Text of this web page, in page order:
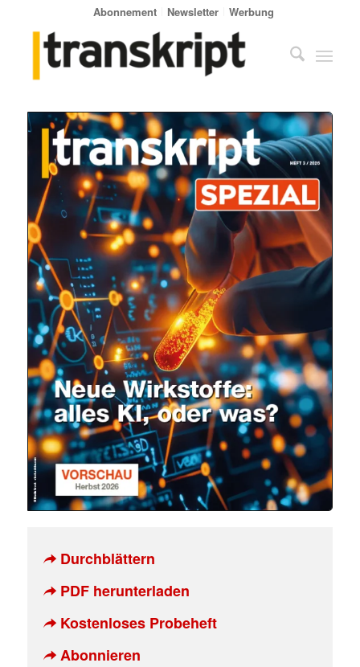
Abonnement Newsletter Werbung
Durchblättern
PDF herunterladen
Kostenloses Probeheft
Abonnieren